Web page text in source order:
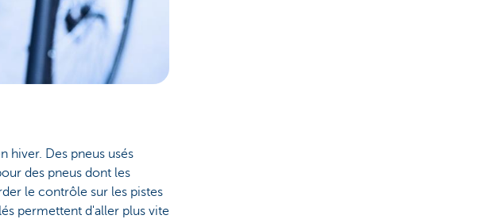
hiver. Des pneus usés
des pneus dont les
le contrôle sur les pistes
permettent d'aller plus vite